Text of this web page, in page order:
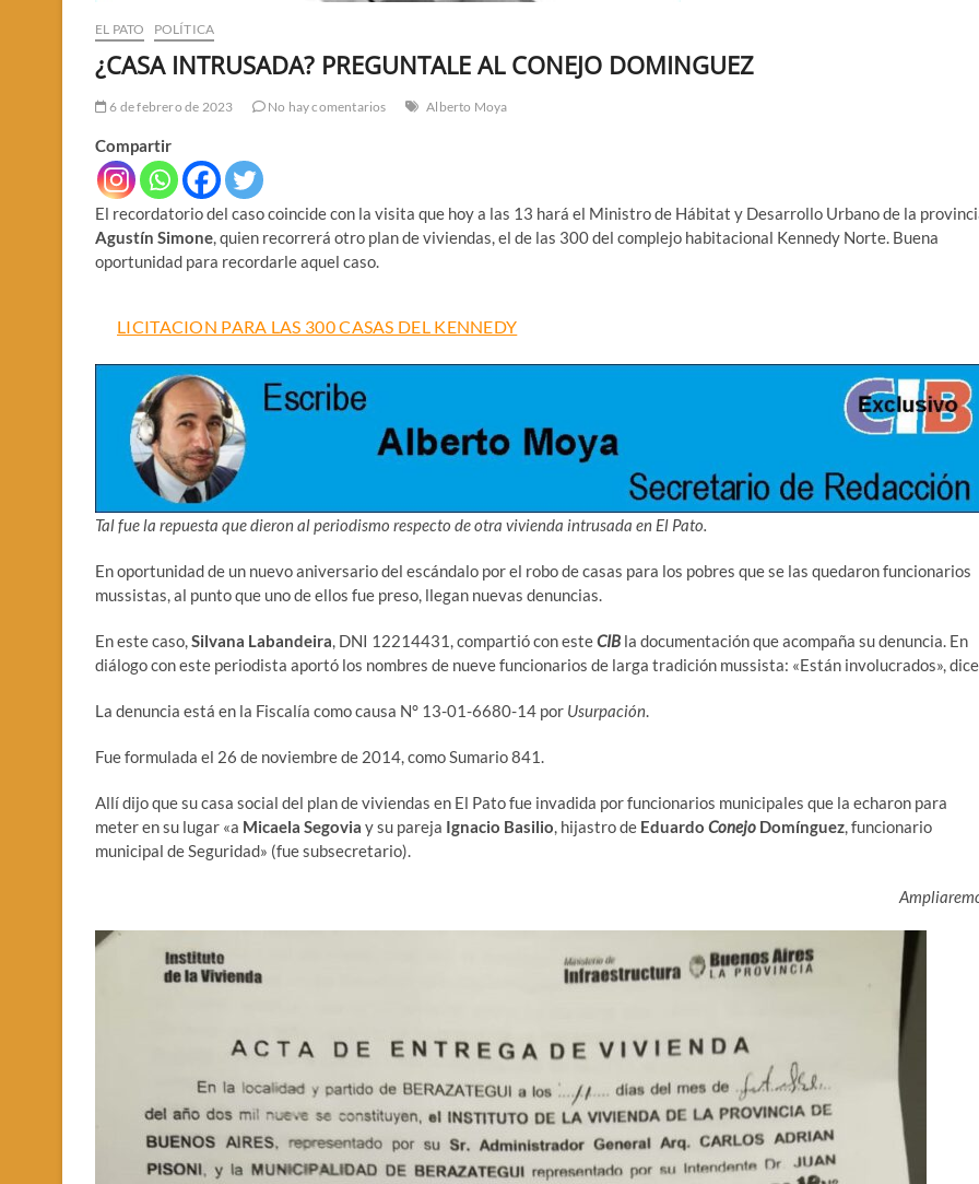
EL PATO POLÍTICA
¿CASA INTRUSADA? PREGUNTALE AL CONEJO DOMINGUEZ
6 de febrero de 2023 No hay comentarios Alberto Moya
Compartir
El recordatorio del caso coincide con la visita que hoy a las 13 hará el Ministro de Hábitat y Desarrollo Urbano de la
Agustín Simone, quien recorrerá otro plan de viviendas, el de las 300 del complejo habitacional Kennedy Norte. Buena
oportunidad para recordarle aquel caso.
LICITACION PARA LAS 300 CASAS DEL KENNEDY
Tal fue la repuesta que dieron al periodismo respecto de otra vivienda intrusada en El Pato.
En oportunidad de un nuevo aniversario del escándalo por el robo de casas para los pobres que se las quedaron funcionarios
mussistas, al punto que uno de ellos fue preso, llegan nuevas denuncias.
En este caso,Silvana Labandeira, DNI 12214431, compartió con esteCIB la documentación que acompaña su denuncia. En
diálogo con este periodista aportó los nombres de nueve funcionarios de larga tradición mussista: «Están involucrados»,
La denuncia está en la Fiscalía como causa N° 13-01-6680-14 por Usurpación.
Fue formulada el 26 de noviembre de 2014, como Sumario 841.
Allí dijo que su casa social del plan de viviendas en El Pato fue invadida por funcionarios municipales que la echaron para
meter en su lugar «a Micaela Segovia y su pareja Ignacio Basilio, hijastro de Eduardo Conejo Domínguez, funcionario
municipal de Seguridad» (fue subsecretario).